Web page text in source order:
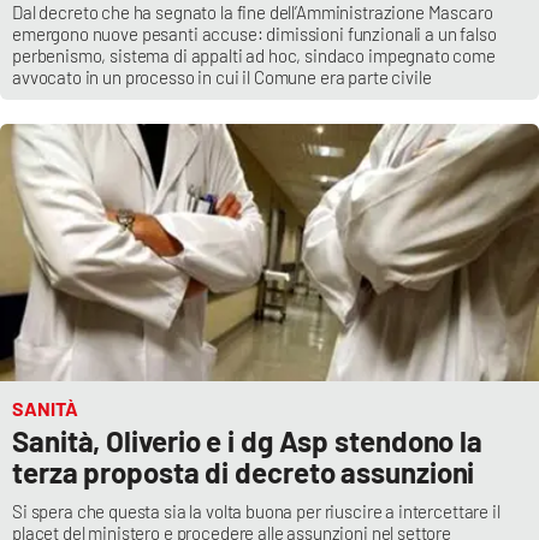
Dal decreto che ha segnato la fine dell’Amministrazione Mascaro
emergono nuove pesanti accuse: dimissioni funzionali a un falso
perbenismo, sistema di appalti ad hoc, sindaco impegnato come
avvocato in un processo in cui il Comune era parte civile
SANITÀ
Sanità, Oliverio e i dg Asp stendono la
terza proposta di decreto assunzioni
Si spera che questa sia la volta buona per riuscire a intercettare il
placet del ministero e procedere alle assunzioni nel settore